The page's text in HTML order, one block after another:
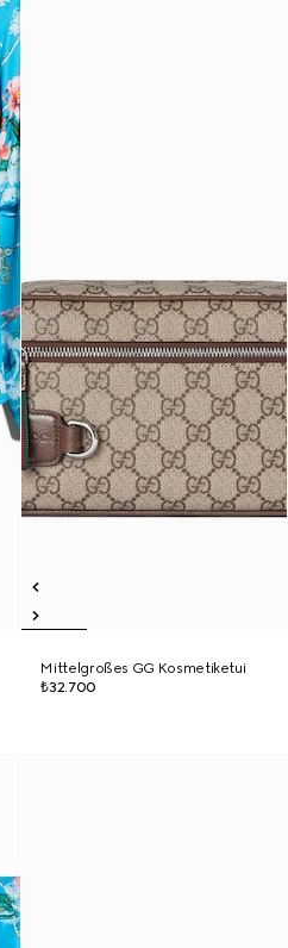
Mittelgroßes GG Kosmetiketui
₺32.700